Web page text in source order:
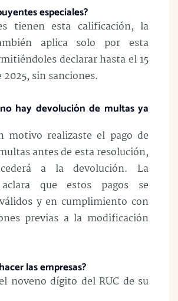
especiales?
tienen esta calificación, la
aplica solo por esta
declarar hasta el 15
2025, sin sanciones.
hay devolución de multas ya
motivo realizaste el pago de
antes de esta resolución,
a la devolución. La
que estos pagos se
y en cumplimiento con
previas a la modificación
las empresas?
noveno dígito del RUC de su